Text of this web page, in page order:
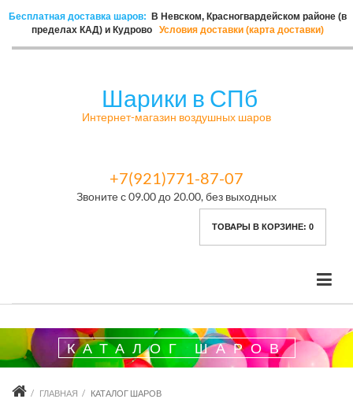
Бесплатная доставка шаров:
В Невском, Красногвардейском районе (в
пределах КАД) и Кудрово
Условия доставки (карта доставки)
Шарики в СПб
Интернет-магазин воздушных шаров
+7(921)771-87-07
Звоните с 09.00 до 20.00, без выходных
ТОВАРЫ В КОРЗИНЕ: 0
КАТАЛОГ ШАРОВ
ГЛАВНАЯ КАТАЛОГ ШАРОВ